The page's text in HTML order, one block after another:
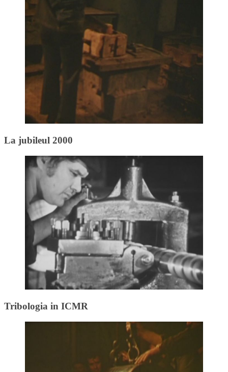
La jubileul 2000
Tribologia in ICMR